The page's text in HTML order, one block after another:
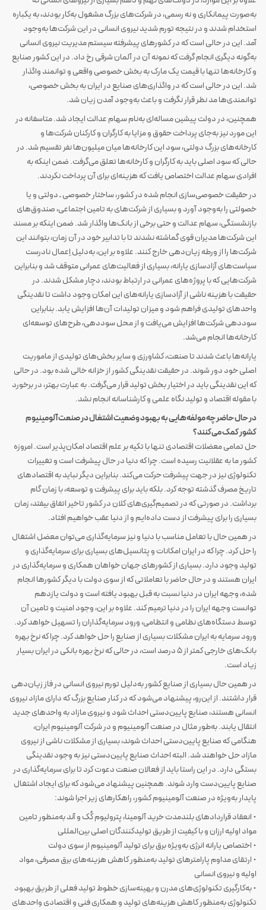
به‌صورت پیمانکاری و نه رسمی، در شرکت‌های بزرگ مشغول به‌کار بودند، به یکباره
استخدام شدند و در نتیجه تورم شدید نیروی انسانی در این شرکت‌ها به‌وجود
آمد. این در حالی است که در کشورهای پیشرفته سیستم مدیریت نیروی انسانی
به‌گونه دیگری انجام گرفت که نمونه آن در آلمان شرقی رخ داد. در این کشور صنایع
و کارخانه‌ها تنها با قیمت یک مارک به بخش خصوصی واقعی و توانمند واگذار
شد. این در حالی است که در واگذاری‌های صنایع در ایران به بخش خصوصی،
توانمندی‌ها مد نظر قرار نگرفت و باعث به‌وجود آمدن زیان شد.
همچنین، در دولت پیشین مساله‌ای به‌نام سهام عدالت ایجاد شد. متاسفانه در
این مورد نیز به‌جای پرداخت حقوق و مزایا به کارگران و کارکنان شرکت‌ها و
کارخانه‌های بزرگ دولتی، سود این کارخانه‌ها میان میلیون‌ها نفر تقسیم شد. در
حالی که سود اصلی باید به کارگران و کارخانه‌ها تعلق می‌گرفت. ضمن اینکه به
افرادی سهام عدالت اختصاص یافت که هزینه‌ای برای آن پرداخت نکردند.
در حقیقت خصوصی‌سازی انجام شده در کشور، ساختار خصوصی ـ دولتی و یا
خصولتی را به‌وجود آورد و بسیاری از شرکت‌های به تامین اجتماعی، صندوق‌های
بازنشستگی، سهام عدالت و حتی برخی از بانک‌ها واگذار شد. ضمن اینکه بر مسند
این شرکت‌ها مدیران قوی گماشته نشدند تا با تدابیر خود در آن زمان، بتوانند این
شرکت‌ها را از ورطه زیان‌دهی خارج کنند. علاوه بر این، به‌دلیل اِعمال نادرست
سیاست‌های آزادسازی یارانه، بسیاری از فعالیت‌های عمرانی متوقف شد و بنابراین
شرکت‌هایی که با پروژه‌های عمرانی در ارتباط بودند، دچار مشکل شدند. در
حقیقت با هزینه ناشی از آزادسازی یارانه‌های این امکان وجود داشت تا نقدینگی
واحدهای تولیدی فراهم شود و میزان تولیدات آن‌ها افزایش یابد. بنابراین
سوددهی شرکت‌ها افزایش می‌یافت و از محل سوددهی، طرح‌های توسعه‌ای
کارخانه‌ها انجام می‌شد.
یارانه‌ها باعث شدند تا صنعت، کشاورزی و سایر بخش‌های تولیدی از ماموریت
اصلی خود دور شوند. در حقیقت نقدینگی کشور از خزانه خالی شده بود. در حالی
که این نقدینگی باید در اختیار بخش تولید قرار می‌گرفت. به عبارت بهتر، در برخورد
با مقوله اقتصاد و تولید نگاه علمی و کارشناسانه انجام نشد.
در حال حاضر چه مولفه‌هایی به بهبود وضعیت اشتغال در صنعت آلومینیوم
کشور کمک می‌کنند؟
حل تمامی معضلات اقتصادی تنها با تکیه بر علم اقتصاد امکان‌پذیر است. امروزه
کشور ما به عقلانیت رسیده است. چرا که دنیا در حال پیشرفت است و تغییرات
تکنولوژی نیز در جهت پیشرفت حرکت می‌کند. بنابراین دیگر نباید به اقتصادهای
تاریخ مصرف گذشته توجه کرد. بلکه باید برای پیشرفت و توسعه، با زمان گام
برداشت. در صورتی که در تصمیم‌گیری‌های کلان در کشور تاخیر اتفاق بیفتد، زمان
بسیاری را برای پیشرفت از دست داده‌ایم و از دنیا عقب خواهیم افتاد.
در همین حال با تعامل مناسب با دنیا و نیز سرمایه‌گذاری می‌توان معضل اشتغال
را حل کرد. چرا که در ایران امکانات و پتانسیل‌های بسیاری برای سرمایه‌گذاری و
تولید وجود دارد. بسیاری از کشورهای جهان خواهان همکاری و سرمایه‌گذاری در
ایران هستند و در حال حاضر با تعاملاتی که از سوی دولت با دیگر کشورها انجام
شده، وجهه ایران در دنیا نسبت به قبل بهبود یافته است و دولت یازدهم
توانست وجهه ایران را در دنیا ترمیم کند. علاوه بر این، وجود امنیت و تامین آن
توسط دستگاه‌های نظامی و انتظامی، ورود سرمایه‌گذاران را تسهیل خواهد کرد.
ورود سرمایه به ایران مشکلات بسیاری از صنایع را حل خواهد کرد. چرا که نرخ بهره
بانک‌های خارجی کمتر از ۵ درصد است، در حالی که نرخ بهره بانکی در ایران بسیار
زیاد است.
در همین حال بسیاری از صنایع کشور به‌دلیل تورم نیروی انسانی در فاز زیان‌دهی
قرار داشتند. از این‌رو، پیشنهاد می‌شود که در کنار صنایع بزرگ که دارای مازاد نیروی
انسانی هستند، صنایع پایین‌دستی احداث شود و نیروی مازاد به واحدهای جدید
انتقال یابند. به‌طور مثال در صنعت آلومینیوم و در شرکت آلومینیوم ایران،
هنگامی که صنایع پایین‌دستی احداث شوند، بسیاری از مشکلات ناشی از نیروی
مازاد حل خواهند شد. البته احداث صنایع پایین‌دستی نیز به وجود نقدینگی
بستگی دارد. در این راستا باید از فعالان صنعت دعوت کرد تا برای سرمایه‌گذاری در
صنایع پایین‌دست وارد شوند. همچنین پیشنهاد می‌شود که برای ایجاد اشتغال
پایدار به‌ویژه در صنعت آلومینیوم کشور، راهکارهای زیر اجرا شوند:
• انعقاد قراردادهای بلندمدت خرید آلومینا، پترولیوم کُک و آند به‌منظور تامین
مواد اولیه ارزان و با کیفیت از طریق تولیدکنندگان اصلی بین‌المللی
• اختصاص یارانه انرژی به‌ویژه برق برای تولید آلومینیوم از سوی دولت
• ارتقای مداوم پارامترهای تولید به‌منظور کاهش هزینه‌های برق مصرفی، مواد
اولیه و نیروی انسانی
• به‌کارگیری تکنولوژی‌های مدرن و بهینه‌سازی خطوط تولید فعلی از طریق بهبود
تکنولوژی به‌منظور کاهش هزینه‌های تولید و همکاری فنی و اقتصادی واحدهای